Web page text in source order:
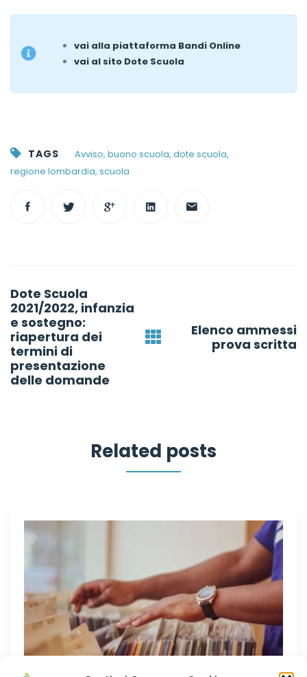
vai alla piattaforma Bandi Online
vai al sito Dote Scuola
TAGS Avviso, buono scuola, dote scuola,
regione lombardia, scuola
navigation
Dote Scuola
2021/2022, infanzia
e sostegno:
riapertura dei
termini di
presentazione
delle domande
Elenco ammessi
prova scritta
Related posts